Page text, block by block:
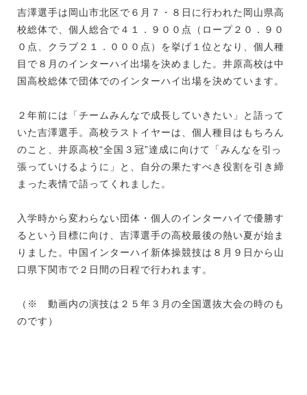
吉澤選手は岡山市北区で６月７・８日に行われた岡山県高
校総体で、個人総合で４１．９００点（ロープ２０．９０
０点、クラブ２１．０００点）を挙げ１位となり、個人種
目で８月のインターハイ出場を決めました。井原高校は中
国高校総体で団体でのインターハイ出場を決めています。
２年前には「チームみんなで成長していきたい」と語って
いた吉澤選手。高校ラストイヤーは、個人種目はもちろん
のこと、井原高校“全国３冠”達成に向けて「みんなを引っ
張っていけるように」と、自分の果たすべき役割を引き締
まった表情で語ってくれました。
入学時から変わらない団体・個人のインターハイで優勝す
るという目標に向け、吉澤選手の高校最後の熱い夏が始ま
りました。中国インターハイ新体操競技は８月９日から山
口県下関市で２日間の日程で行われます。
（※ 動画内の演技は２５年３月の全国選抜大会の時のも
のです）